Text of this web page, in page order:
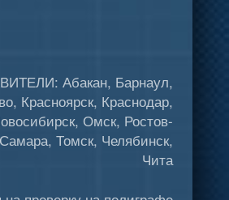
Абакан, Барнаул,
Красноярск, Краснодар,
Омск, Ростов-
Томск, Челябинск,
Чита